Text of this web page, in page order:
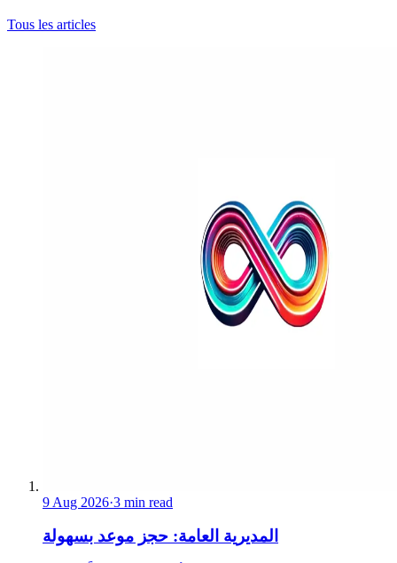
Tous les articles
9 Aug 2026·3 min read
المديرية العامة: حجز موعد بسهولة